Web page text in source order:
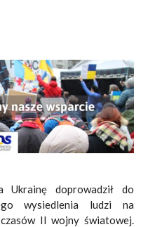
Ukrainę doprowadził do
wysiedlenia ludzi na
II wojny światowej.